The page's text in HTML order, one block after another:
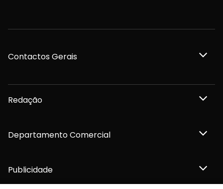
Contactos Gerais
Redação
Departamento Comercial
Publicidade